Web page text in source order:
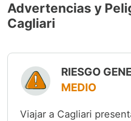
Advertencias y
Cagliari
RIESGO
MEDIO
Viajar a Cagliari